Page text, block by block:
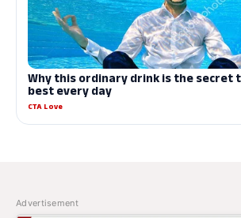
Advertisement